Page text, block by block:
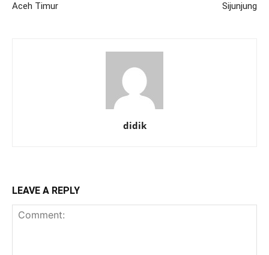
Aceh Timur
Sijunjung
didik
LEAVE A REPLY